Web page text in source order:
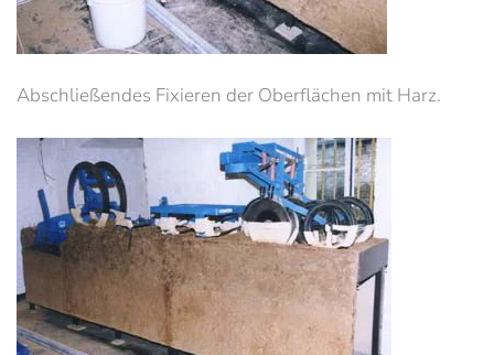
Abschließendes Fixieren der Oberflächen mit Harz.